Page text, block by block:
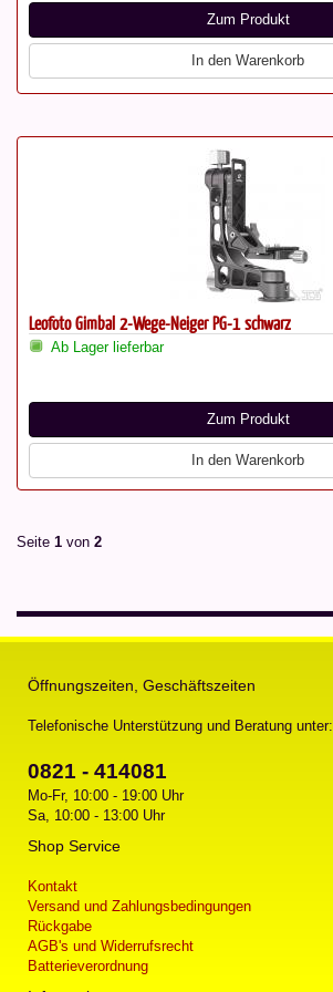
Zum Produkt
In den Warenkorb
Leofoto Gimbal 2-Wege-Neiger PG-1 schwarz
Ab Lager lieferbar
Zum Produkt
In den Warenkorb
Seite 1 von 2
Öffnungszeiten, Geschäftszeiten
Telefonische Unterstützung und Beratung unter:
0821 - 414081
Mo-Fr, 10:00 - 19:00 Uhr
Sa, 10:00 - 13:00 Uhr
Shop Service
Kontakt
Versand und Zahlungsbedingungen
Rückgabe
AGB's und Widerrufsrecht
Batterieverordnung